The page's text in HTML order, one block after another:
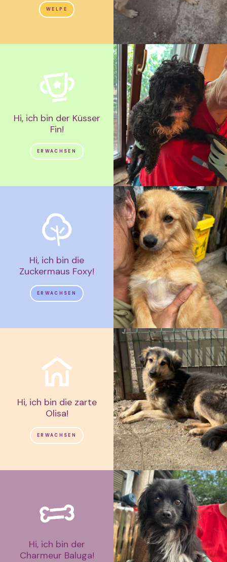
WELPE
Hi, ich bin der Küsser
Fin!
ERWACHSEN
Hi, ich bin die
Zuckermaus Foxy!
ERWACHSEN
Hi, ich bin die zarte
Olisa!
ERWACHSEN
Hi, ich bin der
Charmeur Baluga!